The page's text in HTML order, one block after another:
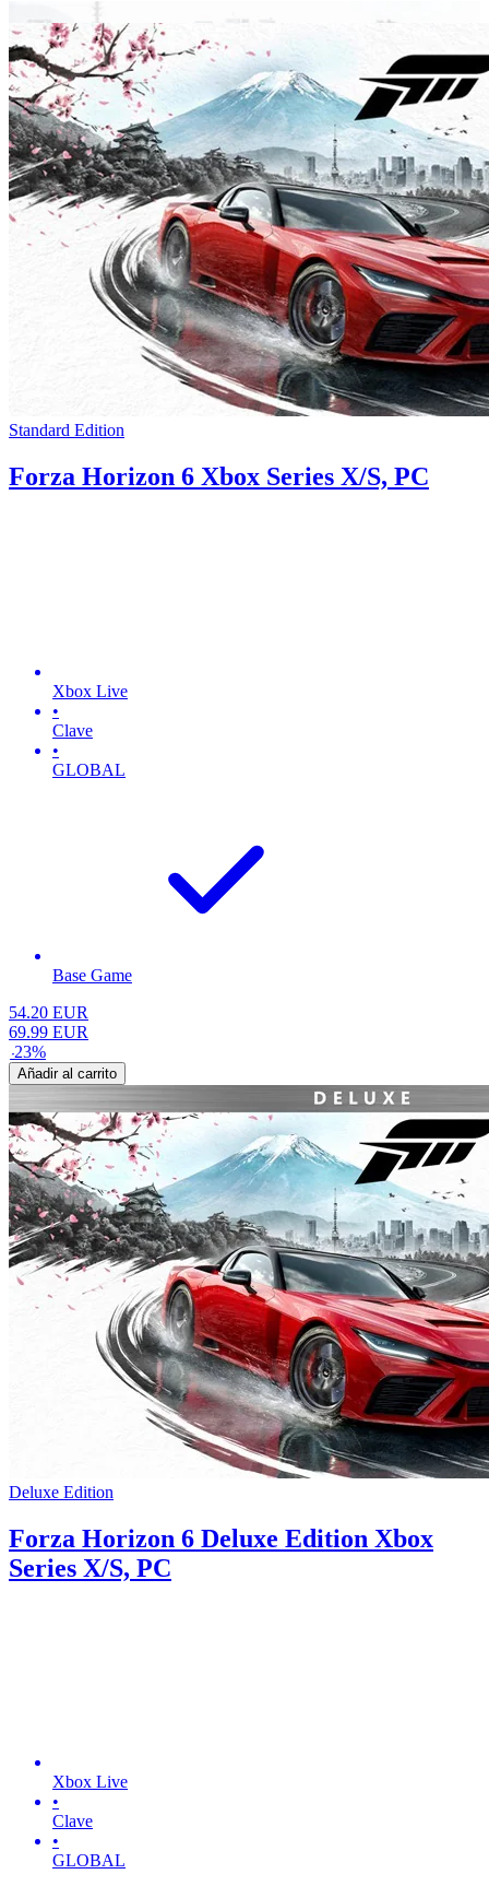
Standard Edition
Forza Horizon 6 Xbox Series X/S, PC
Xbox Live
•
Clave
•
GLOBAL
Base Game
54.20 EUR
69.99 EUR
-23%
Añadir al carrito
Deluxe Edition
Forza Horizon 6 Deluxe Edition Xbox
Series X/S, PC
Xbox Live
•
Clave
•
GLOBAL